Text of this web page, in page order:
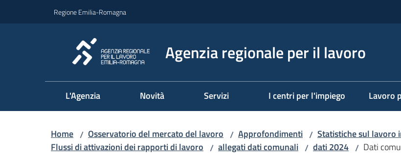
Regione Emilia-Romagna
Agenzia regionale per il lavoro
L'Agenzia Novità Servizi I centri per l'impiego Lavoro
Home / Osservatorio del mercato del lavoro / Approfondimenti / Statistiche sul lavoro
Flussi di attivazioni dei rapporti di lavoro / allegati dati comunali / dati 2024 / Dati